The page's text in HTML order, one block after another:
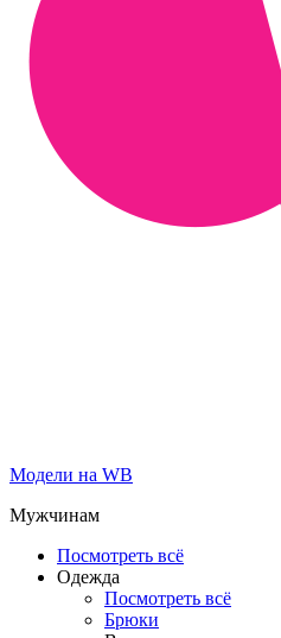
Модели на WB
Мужчинам
Посмотреть всё
Одежда
Посмотреть всё
Брюки